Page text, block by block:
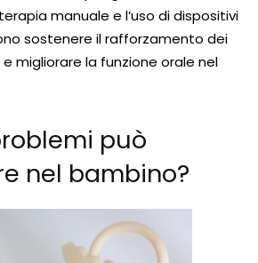
manuale e l’uso di dispositivi
sostenere il rafforzamento dei
migliorare la funzione orale nel
può
nel bambino?